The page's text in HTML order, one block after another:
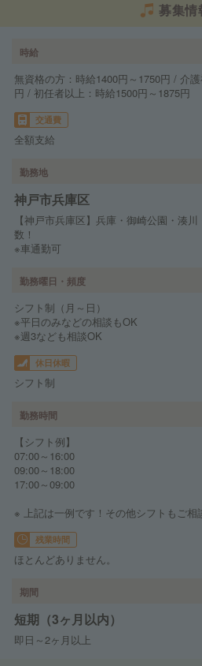
募集情
時給
無資格の方：時給1400円～1750円 / 介
円 / 初任者以上：時給1500円～1875円
交通費
全額支給
勤務地
神戸市兵庫区
【神戸市兵庫区】兵庫・御崎公園・湊
数！
※車通勤可
勤務曜日・頻度
シフト制（月～日）
※平日のみなどの相談もOK
※週3なども相談OK
休日休暇
シフト制
勤務時間
【シフト例】
07:00～16:00
09:00～18:00
17:00～09:00
※ 上記は一例です！その他シフトもご相
残業時間
ほとんどありません。
期間
短期（3ヶ月以内）
即日～2ヶ月以上